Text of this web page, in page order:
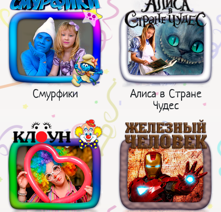
Смурфики
Алиса в Стране
Чудес